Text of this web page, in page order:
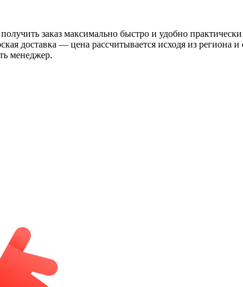
заказ максимально быстро и удобно
доставка — цена рассчитывается исходя из
менеджер.